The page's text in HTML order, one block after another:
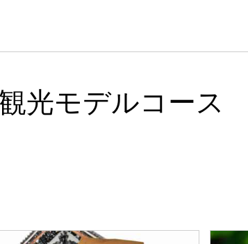
光モデルコース